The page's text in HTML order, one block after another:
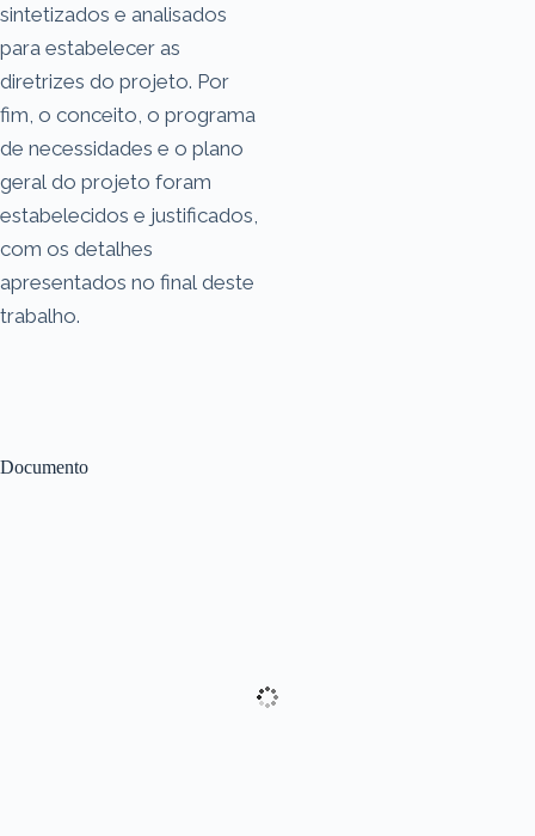
Documento
sintetizados e analisados
para estabelecer as
diretrizes do projeto. Por
fim, o conceito, o programa
de necessidades e o plano
geral do projeto foram
estabelecidos e justificados,
com os detalhes
apresentados no final deste
trabalho.